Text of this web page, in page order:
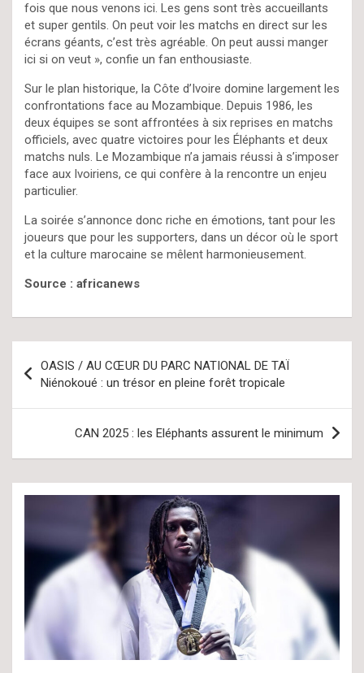
fois que nous venons ici. Les gens sont très accueillants
et super gentils. On peut voir les matchs en direct sur les
écrans géants, c’est très agréable. On peut aussi manger
ici si on veut », confie un fan enthousiaste.
Sur le plan historique, la Côte d’Ivoire domine largement les
confrontations face au Mozambique. Depuis 1986, les
deux équipes se sont affrontées à six reprises en matchs
officiels, avec quatre victoires pour les Éléphants et deux
matchs nuls. Le Mozambique n’a jamais réussi à s’imposer
face aux Ivoiriens, ce qui confère à la rencontre un enjeu
particulier.
La soirée s’annonce donc riche en émotions, tant pour les
joueurs que pour les supporters, dans un décor où le sport
et la culture marocaine se mêlent harmonieusement.
Source : africanews
de
l’article
OASIS / AU CŒUR DU PARC NATIONAL DE TAÏ
Niénokoué : un trésor en pleine forêt tropicale
CAN 2025 : les Eléphants assurent le minimum